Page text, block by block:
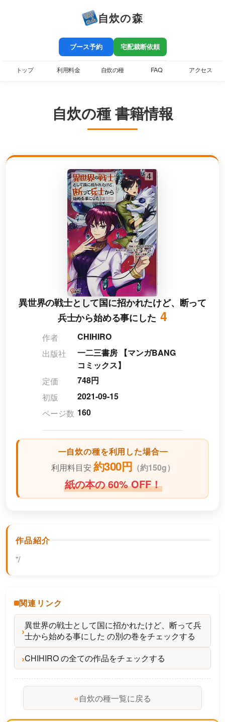
自炊の森
ブース予約 宅配裁断依頼
トップ 利用料金 自炊の種 FAQ アクセス
自炊の種 書籍情報
異世界の戦士として国に招かれたけど、断って
兵士から始める事にした 4
作者
CHIHIRO
出版社
一二三書房 【マンガBANG
コミックス】
定価
748円
初版
2021-09-15
ページ数 160
自炊の種を利用した場合
利用料目安 約300円 （約150g）
紙の本の 60% OFF！
作品紹介
”/
関連リンク
異世界の戦士として国に招かれたけど、断って兵
士から始める事にした の別の巻をチェックする
CHIHIRO の全ての作品をチェックする
«自炊の種一覧に戻る